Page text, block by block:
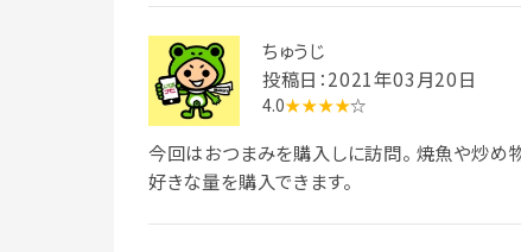
ちゅうじ
投稿日：2021年03月20日
4.0★★★★☆
今回はおつまみを購入しに訪問。 焼魚や炒め
好きな量を購入できます。